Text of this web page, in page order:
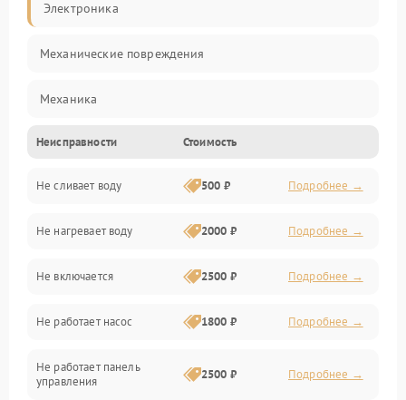
Электроника
Механические повреждения
Механика
Управление
Электропитание
Датчики
Нагрев
Вода
Гигиена
Неисправности Стоимость
Не сливает воду 500 ₽ Подробнее →
Не нагревает воду 2000 ₽ Подробнее →
Не включается 2500 ₽ Подробнее →
Не работает насос 1800 ₽ Подробнее →
Не работает панель
управления
2500 ₽ Подробнее →